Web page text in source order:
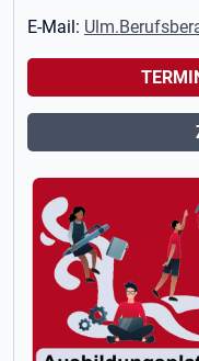
E-Mail: